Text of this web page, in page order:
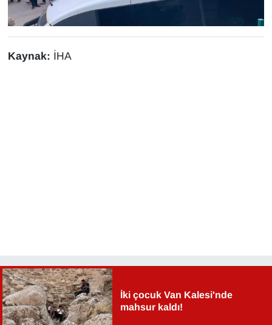
Kaynak: İHA
İki çocuk Van Kalesi'nde
mahsur kaldı!
Vasıta
YAŞAM